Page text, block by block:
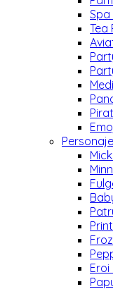
Spa
Tea
Eroi